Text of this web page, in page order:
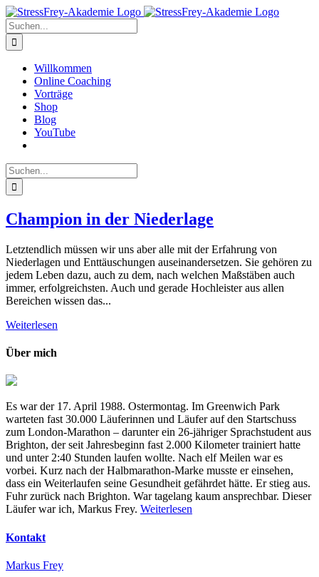
Zum
Inhalt
springen
Suche
nach:
Willkommen
Online Coaching
Vorträge
Shop
Blog
YouTube
Suche
nach:
Champion in der Niederlage
Letztendlich müssen wir uns aber alle mit der Erfahrung von
Niederlagen und Enttäuschungen auseinandersetzen. Sie gehören zu
jedem Leben dazu, auch zu dem, nach welchen Maßstäben auch
immer, erfolgreichsten. Auch und gerade Hochleister aus allen
Bereichen wissen das...
Weiterlesen
Über mich
Es war der 17. April 1988. Ostermontag. Im Greenwich Park
warteten fast 30.000 Läuferinnen und Läufer auf den Startschuss
zum London-Marathon – darunter ein 26-jähriger Sprachstudent aus
Brighton, der seit Jahresbeginn fast 2.000 Kilometer trainiert hatte
und unter 2:40 Stunden laufen wollte. Nach elf Meilen war es
vorbei. Kurz nach der Halbmarathon-Marke musste er einsehen,
dass ein Weiterlaufen seine Gesundheit gefährdet hätte. Er stieg aus.
Fuhr zurück nach Brighton. War tagelang kaum ansprechbar. Dieser
Läufer war ich, Markus Frey. Weiterlesen
Kontakt
Markus Frey